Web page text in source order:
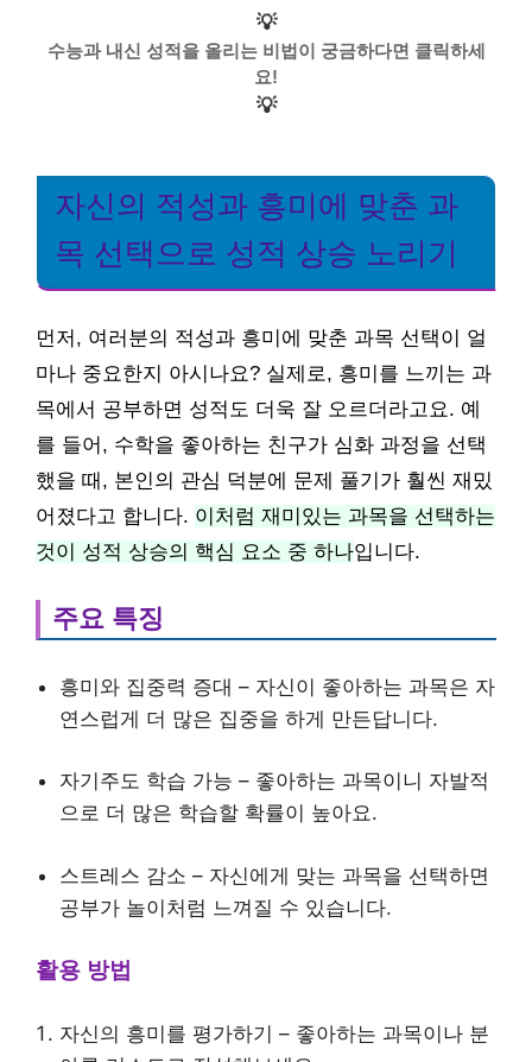
💡
수능과 내신 성적을 올리는 비법이 궁금하다면 클릭하세
요!
💡
자신의 적성과 흥미에 맞춘 과
목 선택으로 성적 상승 노리기
먼저, 여러분의 적성과 흥미에 맞춘 과목 선택이 얼
마나 중요한지 아시나요? 실제로, 흥미를 느끼는 과
목에서 공부하면 성적도 더욱 잘 오르더라고요. 예
를 들어, 수학을 좋아하는 친구가 심화 과정을 선택
했을 때, 본인의 관심 덕분에 문제 풀기가 훨씬 재밌
어졌다고 합니다. 이처럼 재미있는 과목을 선택하는
것이 성적 상승의 핵심 요소 중 하나입니다.
주요 특징
흥미와 집중력 증대 – 자신이 좋아하는 과목은 자
연스럽게 더 많은 집중을 하게 만든답니다.
자기주도 학습 가능 – 좋아하는 과목이니 자발적
으로 더 많은 학습할 확률이 높아요.
스트레스 감소 – 자신에게 맞는 과목을 선택하면
공부가 놀이처럼 느껴질 수 있습니다.
활용 방법
자신의 흥미를 평가하기 – 좋아하는 과목이나 분